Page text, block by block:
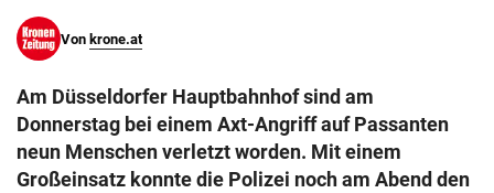
Von krone.at
Am Düsseldorfer Hauptbahnhof sind am
Donnerstag bei einem Axt-Angriff auf Passanten
neun Menschen verletzt worden. Mit einem
Großeinsatz konnte die Polizei noch am Abend den